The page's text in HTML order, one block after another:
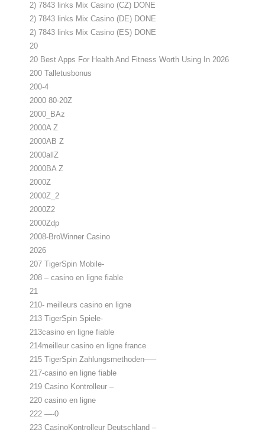
2) 7843 links Mix Casino (CZ) DONE
2) 7843 links Mix Casino (DE) DONE
2) 7843 links Mix Casino (ES) DONE
20
20 Best Apps For Health And Fitness Worth Using In 2026
200 Talletusbonus
200-4
2000 80-20Z
2000_BAz
2000A Z
2000AB Z
2000allZ
2000BA Z
2000Z
2000Z_2
2000Z2
2000Zdp
2008-BroWinner Casino
2026
207 TigerSpin Mobile-
208 – casino en ligne fiable
21
210- meilleurs casino en ligne
213 TigerSpin Spiele-
213casino en ligne fiable
214meilleur casino en ligne france
215 TigerSpin Zahlungsmethoden—–
217-casino en ligne fiable
219 Casino Kontrolleur –
220 casino en ligne
222 —-0
223 CasinoKontrolleur Deutschland –